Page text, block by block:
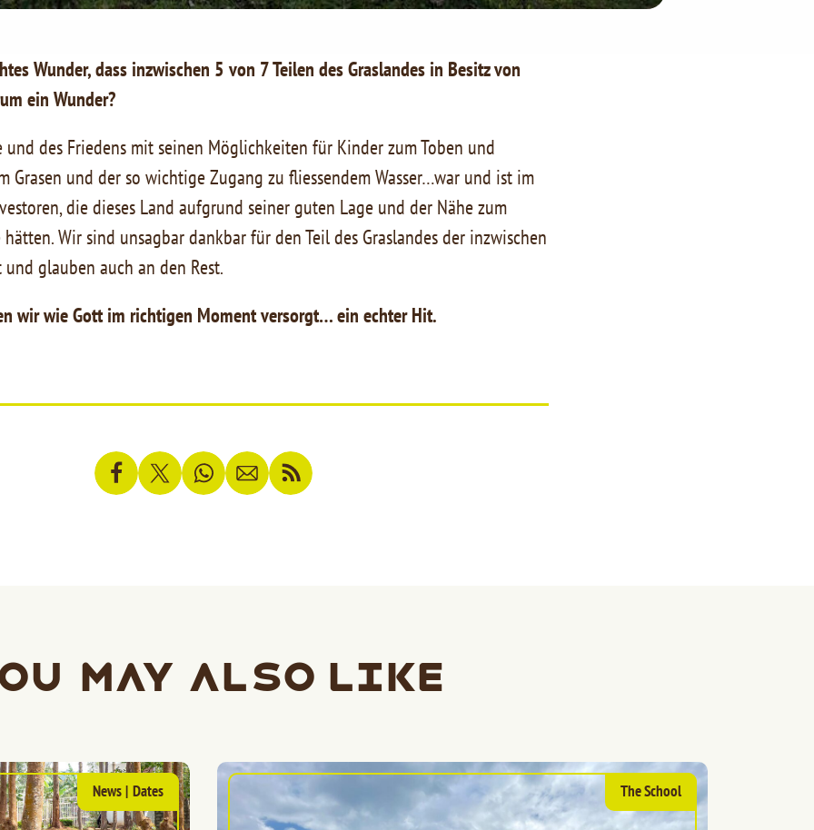
Wunder, dass inzwischen 5 von 7 Teilen des Graslandes in Besitz von
ein Wunder?
und des Friedens mit seinen Möglichkeiten für Kinder zum Toben und
Grasen und der so wichtige Zugang zu fliessendem Wasser…war und ist im
die dieses Land aufgrund seiner guten Lage und der Nähe zum
Wir sind unsagbar dankbar für den Teil des Graslandes der inzwischen
glauben auch an den Rest.
wir wie Gott im richtigen Moment versorgt… ein echter Hit.
may also like
News| Dates The School